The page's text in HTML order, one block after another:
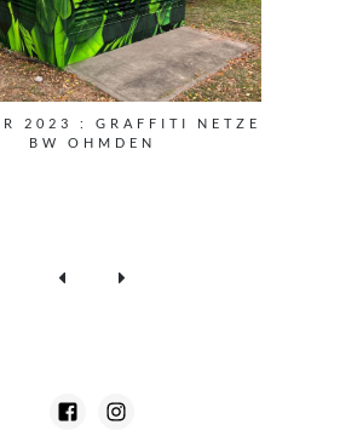
2023 : GRAFFITI NETZE
BW OHMDEN